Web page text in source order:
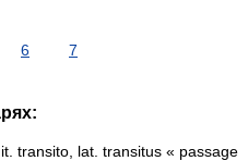
6 7
transito, lat. transitus « passage